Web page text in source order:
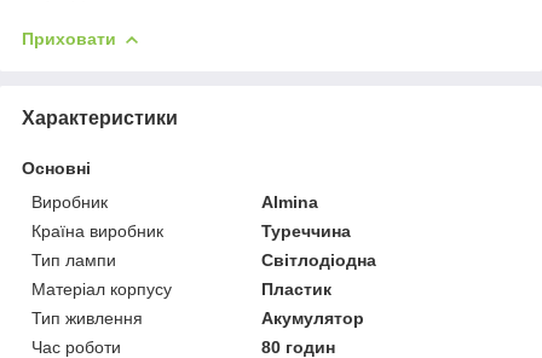
Приховати
Характеристики
Основні
Виробник
Almina
Країна виробник
Туреччина
Тип лампи
Світлодіодна
Матеріал корпусу
Пластик
Тип живлення
Акумулятор
Час роботи
80 годин